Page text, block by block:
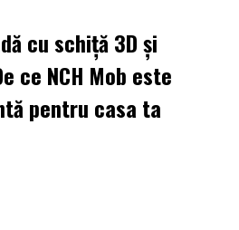
cu schiță 3D și
ce NCH Mob este
pentru casa ta